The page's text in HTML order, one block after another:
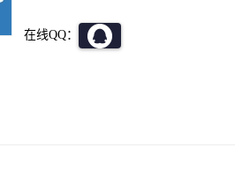
在线QQ：